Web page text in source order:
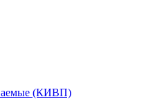
(КИВП)